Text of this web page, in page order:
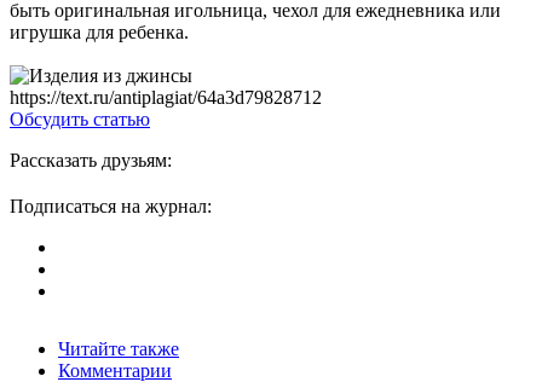
быть оригинальная игольница, чехол для ежедневника или
игрушка для ребенка.
https://text.ru/antiplagiat/64a3d79828712
Обсудить статью
Рассказать друзьям:
Подписаться на журнал:
Читайте также
Комментарии